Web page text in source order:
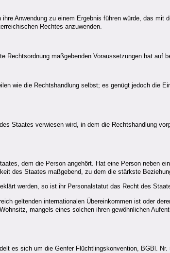
Anwendung zu einem Ergebnis führen würde, das mit
Rechtes anzuwenden.
Rechtsordnung maßgebenden Voraussetzungen hat auf
wie die Rechtshandlung selbst; es genügt jedoch die
Staates verwiesen wird, in dem die Rechtshandlung
dem die Person angehört. Hat eine Person neben
des Staates maßgebend, zu dem die stärkste
werden, so ist ihr Personalstatut das Recht des
geltenden internationalen Übereinkommen ist oder
mangels eines solchen ihren gewöhnlichen
es sich um die Genfer Flüchtlingskonvention, BGBl.